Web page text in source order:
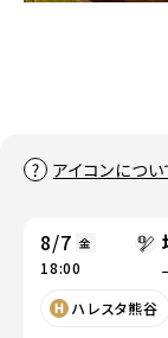
アイコンについ
8/7 金
18:00
ハレスタ熊谷